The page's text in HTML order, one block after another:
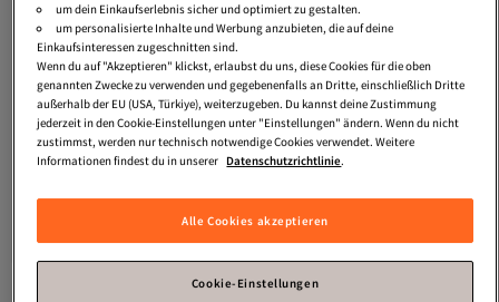
Platz 4 am häufigsten bewertet
41,
um dein Einkaufserlebnis sicher und optimiert zu gestalten.
um personalisierte Inhalte und Werbung anzubieten, die auf deine
Einkaufsinteressen zugeschnitten sind.
Wenn du auf "Akzeptieren" klickst, erlaubst du uns, diese Cookies für die oben
genannten Zwecke zu verwenden und gegebenenfalls an Dritte, einschließlich Dritte
außerhalb der EU (USA, Türkiye), weiterzugeben. Du kannst deine Zustimmung
jederzeit in den Cookie-Einstellungen unter "Einstellungen" ändern. Wenn du nicht
zustimmst, werden nur technisch notwendige Cookies verwendet. Weitere
Informationen findest du in unserer Datenschutzrichtlinie.
Alle Cookies akzeptieren
Cookie-Einstellungen